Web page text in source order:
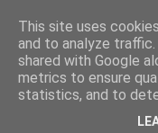
This site uses
and to analyze traffic.
shared with Google
metrics to ensure
statistics, and to